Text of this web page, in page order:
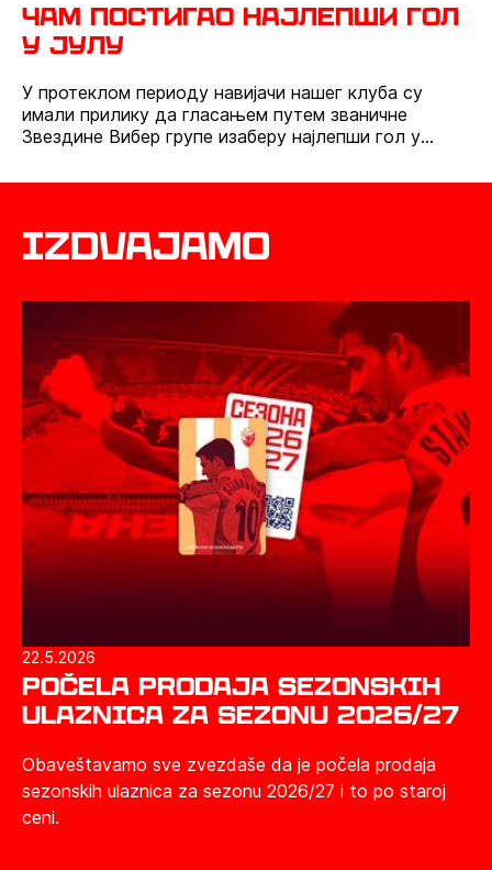
Чам постигао најлепши гол
у јулу
У протеклом периоду навијачи нашег клуба су
имали прилику да гласањем путем званичне
Звездине Вибер групе изаберу најлепши гол у
четири такмичарске утакмице и постигли чак 17
Izdvajamo
22.5.2026
Počela prodaja sezonskih
ulaznica za sezonu 2026/27
Obaveštavamo sve zvezdaše da je počela prodaja
sezonskih ulaznica za sezonu 2026/27 i to po staroj
ceni.